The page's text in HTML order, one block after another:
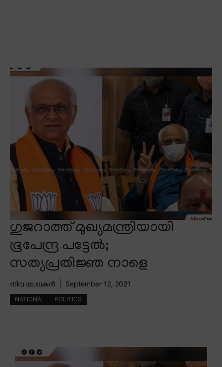
ഗുജറാത്ത് മുഖ്യമന്ത്രിയായി
ഭൂപേന്ദ്ര പട്ടേൽ;
സത്യപ്രതിജ്ഞ നാളെ
നിവ ലേഖകൻ September 12, 2021
NATIONAL POLITICS